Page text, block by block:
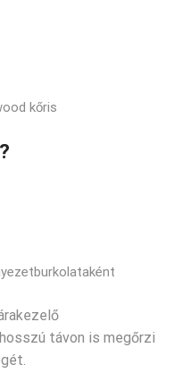
kőris
távon is megőrzi